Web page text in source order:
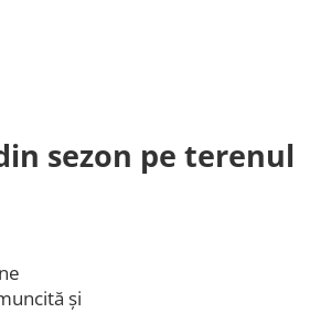
sezon pe terenul
și